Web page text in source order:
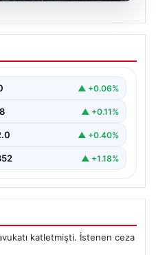
Ayı Faiz Kararı Ne
Ekonomistlerin
(TCMB) Para▲ +0.06%
▲ +0.11%
▲ +0.40%
▲ +1.18%
katletmişti. İstenen ceza